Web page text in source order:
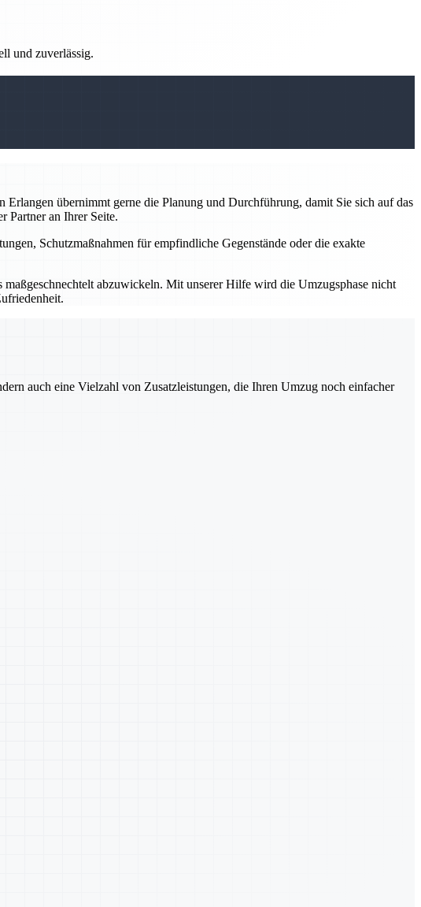
und zuverlässig.
übernimmt gerne die Planung und Durchführung, damit Sie sich auf das
Partner an Ihrer Seite.
Schutzmaßnahmen für empfindliche Gegenstände oder die exakte
abzuwickeln. Mit unserer Hilfe wird die Umzugsphase nicht
auch eine Vielzahl von Zusatzleistungen, die Ihren Umzug noch einfacher